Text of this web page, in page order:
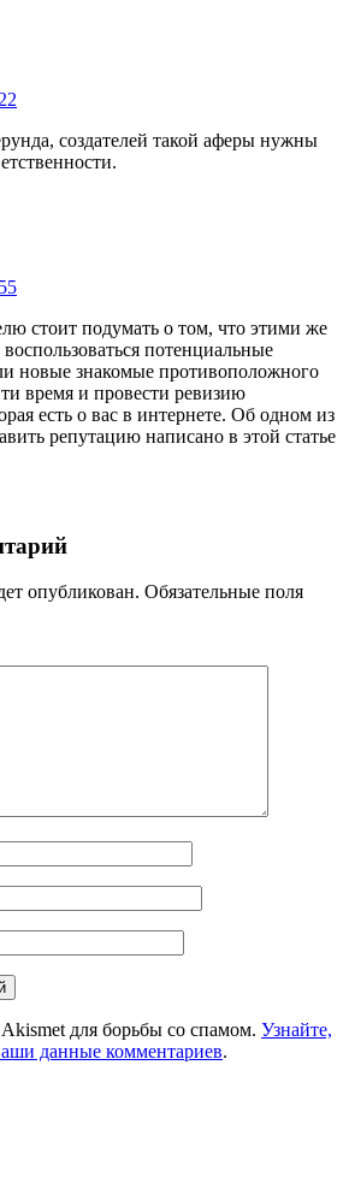
создателей такой аферы нужны
стоит подумать о том, что этими же
потенциальные
новые знакомые противоположного
время и провести ревизию
есть о вас в интернете. Об одном из
репутацию написано в этой статье
опубликован. Обязательные поля
для борьбы со спамом. Узнайте,
данные комментариев.